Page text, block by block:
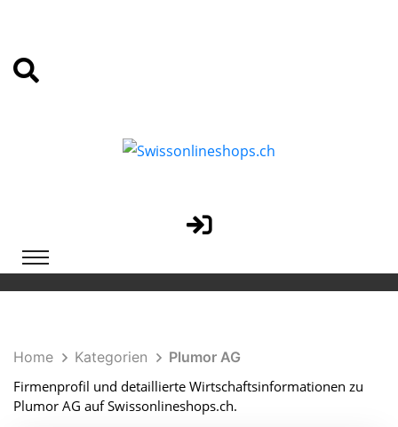
Home Kategorien
Plumor AG
Firmenprofil und detaillierte Wirtschaftsinformationen zu
Plumor AG auf Swissonlineshops.ch.